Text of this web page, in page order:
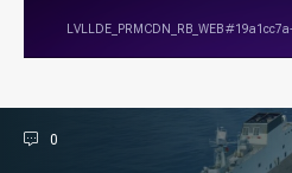
0